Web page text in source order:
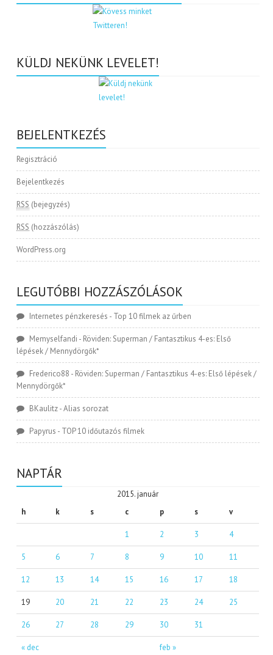
KÜLDJ NEKÜNK LEVELET!
BEJELENTKEZÉS
Regisztráció
Bejelentkezés
RSS (bejegyzés)
RSS (hozzászólás)
WordPress.org
LEGUTÓBBI HOZZÁSZÓLÁSOK
Internetes pénzkeresés - Top 10 filmek az űrben
Memyselfandi - Röviden: Superman / Fantasztikus 4-es: Első
lépések / Mennydörgők*
Frederico88 - Röviden: Superman / Fantasztikus 4-es: Első lépések /
Mennydörgők*
BKaulitz-Alias sorozat
Papyrus - TOP 10 időutazós filmek
NAPTÁR
2015. január
h
k s c p s v
« dec feb »
1 2 3 4
5 6 7 8 9 10 11
12 13 14 15 16 17 18
19 20 21 22 23 24 25
26 27 28 29 30 31